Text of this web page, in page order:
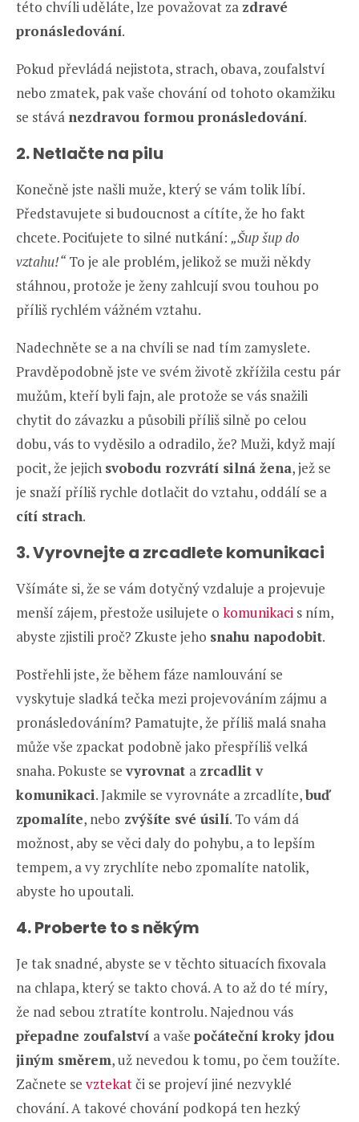
této chvíli uděláte, lze považovat za zdravé
pronásledování.
Pokud převládá nejistota, strach, obava, zoufalství
nebo zmatek, pak vaše chování od tohoto okamžiku
se stává nezdravou formou pronásledování.
2. Netlačte na pilu
Konečně jste našli muže, který se vám tolik líbí.
Představujete si budoucnost a cítíte, že ho fakt
chcete. Pociťujete to silné nutkání: „Šup šup do
vztahu!“To je ale problém, jelikož se muži někdy
stáhnou, protože je ženy zahlcují svou touhou po
příliš rychlém vážném vztahu.
Nadechněte se a na chvíli se nad tím zamyslete.
Pravděpodobně jste ve svém životě zkřížila cestu pár
mužům, kteří byli fajn, ale protože se vás snažili
chytit do závazku a působili příliš silně po celou
dobu, vás to vyděsilo a odradilo, že? Muži, když mají
pocit, že jejich svobodu rozvrátí silná žena, jež se
je snaží příliš rychle dotlačit do vztahu, oddálí se a
cítí strach.
3. Vyrovnejte a zrcadlete komunikaci
Všímáte si, že se vám dotyčný vzdaluje a projevuje
menší zájem, přestože usilujete o komunikaci s ním,
abyste zjistili proč? Zkuste jeho snahu napodobit.
Postřehli jste, že během fáze namlouvání se
vyskytuje sladká tečka mezi projevováním zájmu a
pronásledováním? Pamatujte, že příliš malá snaha
může vše zpackat podobně jako přespříliš velká
snaha. Pokuste se vyrovnat a zrcadlit v
komunikaci. Jakmile se vyrovnáte a zrcadlíte,buď
zpomalíte, nebo zvýšíte své úsilí. To vám dá
možnost, aby se věci daly do pohybu, a to lepším
tempem, a vy zrychlíte nebo zpomalíte natolik,
abyste ho upoutali.
4. Proberte to s někým
Je tak snadné, abyste se v těchto situacích fixovala
na chlapa, který se takto chová. A to až do té míry,
že nad sebou ztratíte kontrolu. Najednou vás
přepadne zoufalství a vaše počáteční kroky jdou
jiným směrem, už nevedou k tomu, po čem toužíte.
Začnete se vztekatči se projeví jiné nezvyklé
chování. A takové chování podkopá ten hezký